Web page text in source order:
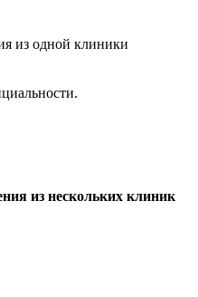
из одной клиники
из нескольких клиник